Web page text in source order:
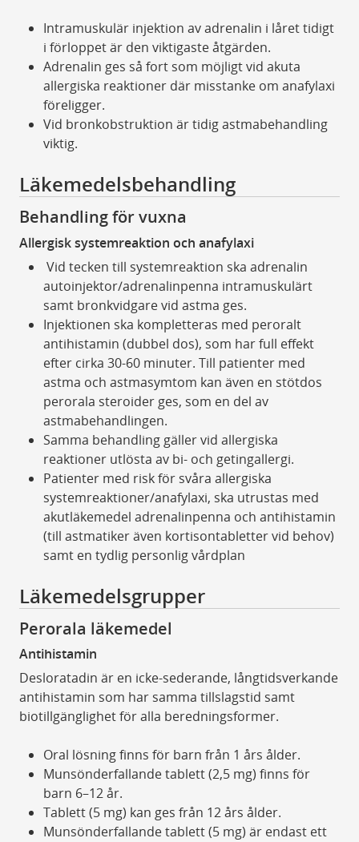
Intramuskulär injektion av adrenalin i låret tidigt
i förloppet är den viktigaste åtgärden.
Adrenalin ges så fort som möjligt vid akuta
allergiska reaktioner där misstanke om anafylaxi
föreligger.
Vid bronkobstruktion är tidig astmabehandling
viktig.
Läkemedelsbehandling
Behandling för vuxna
Allergisk systemreaktion och anafylaxi
Vid tecken till systemreaktion ska adrenalin
autoinjektor/adrenalinpenna intramuskulärt
samt bronkvidgare vid astma ges.
Injektionen ska kompletteras med peroralt
antihistamin (dubbel dos), som har full effekt
efter cirka 30-60 minuter. Till patienter med
astma och astmasymtom kan även en stötdos
perorala steroider ges, som en del av
astmabehandlingen.
Samma behandling gäller vid allergiska
reaktioner utlösta av bi- och getingallergi.
Patienter med risk för svåra allergiska
systemreaktioner/anafylaxi, ska utrustas med
akutläkemedel adrenalinpenna och antihistamin
(till astmatiker även kortisontabletter vid behov)
samt en tydlig personlig vårdplan
Läkemedelsgrupper
Perorala läkemedel
Antihistamin
Desloratadin är en icke-sederande, långtidsverkande
antihistamin som har samma tillslagstid samt
biotillgänglighet för alla beredningsformer.
Oral lösning finns för barn från 1 års ålder.
Munsönderfallande tablett (2,5 mg) finns för
barn 6–12 år.
Tablett (5 mg) kan ges från 12 års ålder.
Munsönderfallande tablett (5 mg) är endast ett